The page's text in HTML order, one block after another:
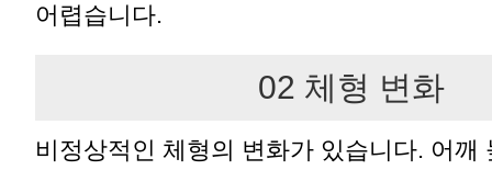
어렵습니다.
02 체형 변화
비정상적인 체형의 변화가 있습니다. 어깨